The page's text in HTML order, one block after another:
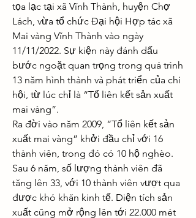
tọa lạc tại xã Vĩnh Thành, huyện Chợ
Lách, vừa tổ chức Đại hội Hợp tác xã
Mai vàng Vĩnh Thành vào ngày
11/11/2022. Sự kiện này đánh dấu
bước ngoặt quan trọng trong quá trình
13 năm hình thành và phát triển của chi
hội, từ lúc chỉ là “Tổ liên kết sản xuất
mai vàng”.
Ra đời vào năm 2009, “Tổ liên kết sản
xuất mai vàng” khởi đầu chỉ với 16
thành viên, trong đó có 10 hộ nghèo.
Sau 6 năm, số lượng thành viên đã
tăng lên 33, với 10 thành viên vượt qua
được khó khăn kinh tế. Diện tích sản
xuất cũng mở rộng lên tới 22.000 mét